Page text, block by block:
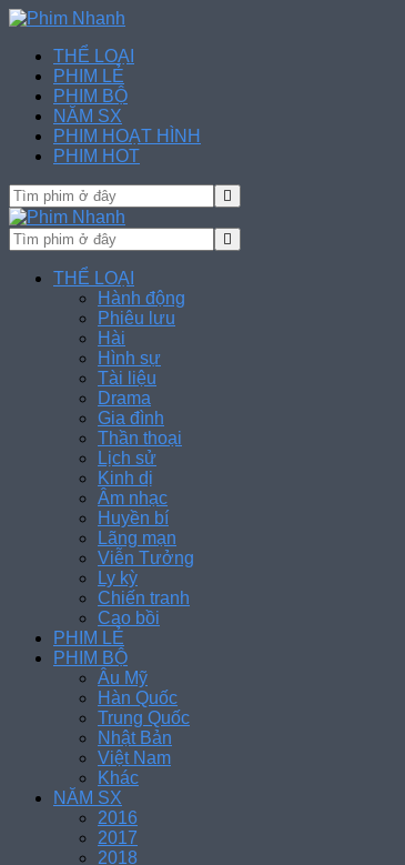
THỂ LOẠI
PHIM LẺ
PHIM BỘ
NĂM SX
PHIM HOẠT HÌNH
PHIM HOT
THỂ LOẠI
Hành động
Phiêu lưu
Hài
Hình sự
Tài liệu
Drama
Gia đình
Thần thoại
Lịch sử
Kinh dị
Âm nhạc
Huyền bí
Lãng mạn
Viễn Tưởng
Ly kỳ
Chiến tranh
Cao bồi
PHIM LẺ
PHIM BỘ
Âu Mỹ
Hàn Quốc
Trung Quốc
Nhật Bản
Việt Nam
Khác
NĂM SX
2016
2017
2018